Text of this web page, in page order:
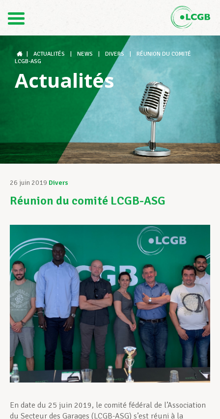
DE
Le LCGB
Structures syndicales
Assistance au Travail
Vos droits
Assistance en vie privée
Développement professionnel
Devenir Membre
Actualités
ACTUALITÉS NEWS DIVERS
RÉUNION DU COMITÉ
LCGB-ASG
Actualités
26 juin 2019 Divers
Réunion du comité LCGB-ASG
En date du 25 juin 2019, le comité fédéral de l’Association
du Secteur des Garages (LCGB-ASG) s’est réuni à la